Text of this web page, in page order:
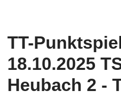
TT-
18.10.2025
Heubach 2 -